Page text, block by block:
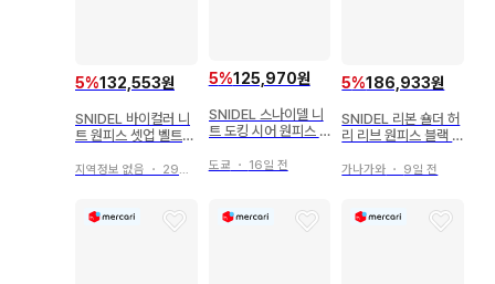
5%132,553원
SNIDEL 바이컬러 니
트 원피스 셋업 벨트
지역정보 없음 ・ 29일 전
5%125,970원
SNIDEL 스나이델 니
트 도킹 시어 원피스 F
도쿄 ・ 16일 전
5%186,933원
SNIDEL 리본 숄더 허
리 리브 원피스 블랙 0
가나가와 ・ 9일 전